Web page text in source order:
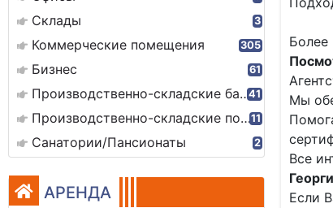
Склады 3
Коммерческие помещения 305
Бизнес 61
Производственно-складские базы41
Производственно-складские помещения11
Санатории/Пансионаты 2
АРЕНДА
Мы
Все
Если